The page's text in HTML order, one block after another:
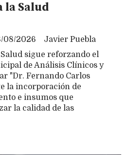
la Salud
Javier Puebla
08/2026
sigue reforzando el
de Análisis Clínicos y
"Dr. Fernando Carlos
la incorporación de
e insumos que
la calidad de las